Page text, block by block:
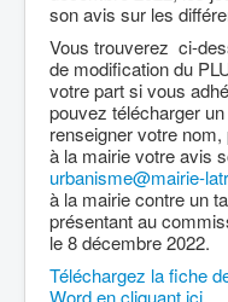
son avis sur les
Vous trouverez ci-
de modification du
votre part si vous
pouvez télécharger
renseigner votre
à la mairie votre avis
urbanisme@mairie-
à la mairie contre un
présentant au
le 8 décembre 2022.
Téléchargez la fiche
Word en cliquant ici